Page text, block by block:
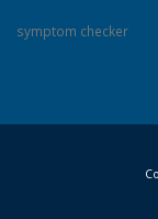
symptom checker